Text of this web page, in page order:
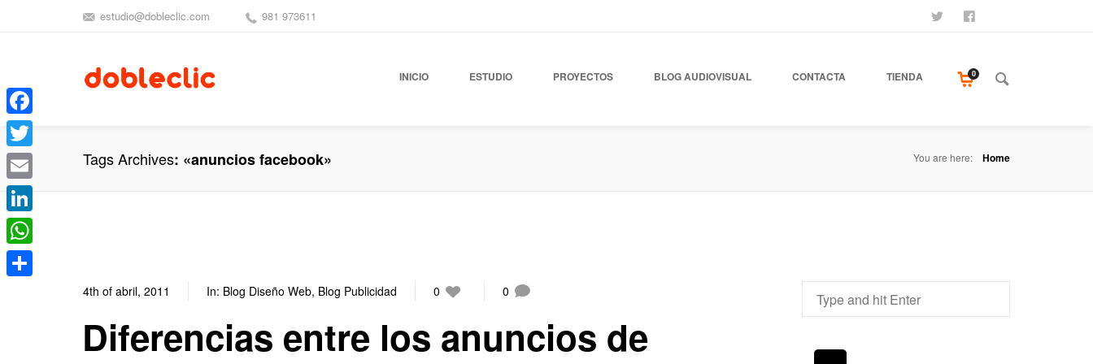
estudio@dobleclic.com 981 973611 SÍGUENOS
INICIO ESTUDIO PROYECTOS BLOG AUDIOVISUAL CONTACTA TIENDA 0
Tags Archives «anuncios facebook» You are here: Home
4th of abril, 2011 In: Blog Diseño Web, Blog Publicidad 0 0
Diferencias entre los anuncios de
Facebook
Twitter
Email
LinkedIn
WhatsApp